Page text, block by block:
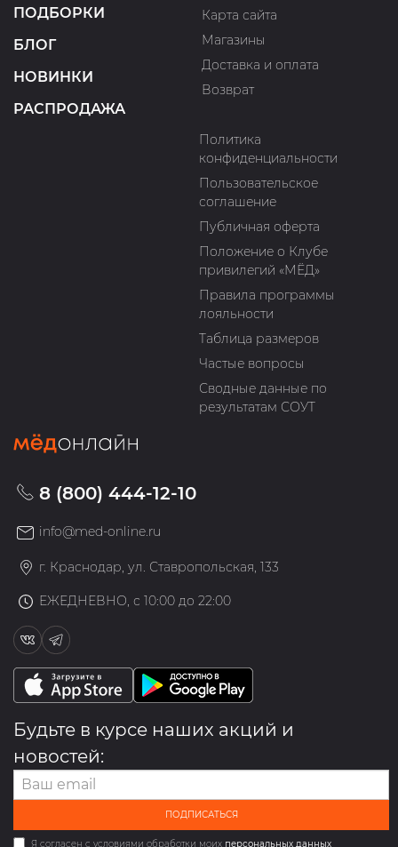
ПОДБОРКИ
БЛОГ
НОВИНКИ
РАСПРОДАЖА
Карта сайта
Магазины
Доставка и оплата
Возврат
Политика
конфиденциальности
Пользовательское
соглашение
Публичная оферта
Положение о Клубе
привилегий «МЁД»
Правила программы
лояльности
Таблица размеров
Частые вопросы
Сводные данные по
результатам СОУТ
8 (800) 444-12-10
info@med-online.ru
г. Краснодар, ул. Ставропольская, 133
ЕЖЕДНЕВНО, с 10:00 до 22:00
Будьте в курсе наших акций и
новостей:
ПОДПИСАТЬСЯ
Я согласен с условиями обработки моих персональных данных